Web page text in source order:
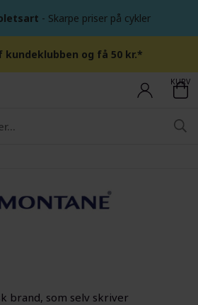
- Skarpe priser på cykler
kundeklubben og få 50 kr.*
KURV
brand, som selv skriver